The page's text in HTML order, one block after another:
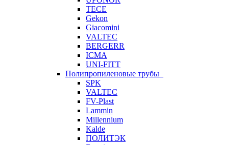
TECE
Gekon
Giacomini
VALTEC
BERGERR
ICMA
UNI-FITT
Полипропиленовые трубы
SPK
VALTEC
FV-Plast
Lammin
Millennium
Kalde
ПОЛИТЭК